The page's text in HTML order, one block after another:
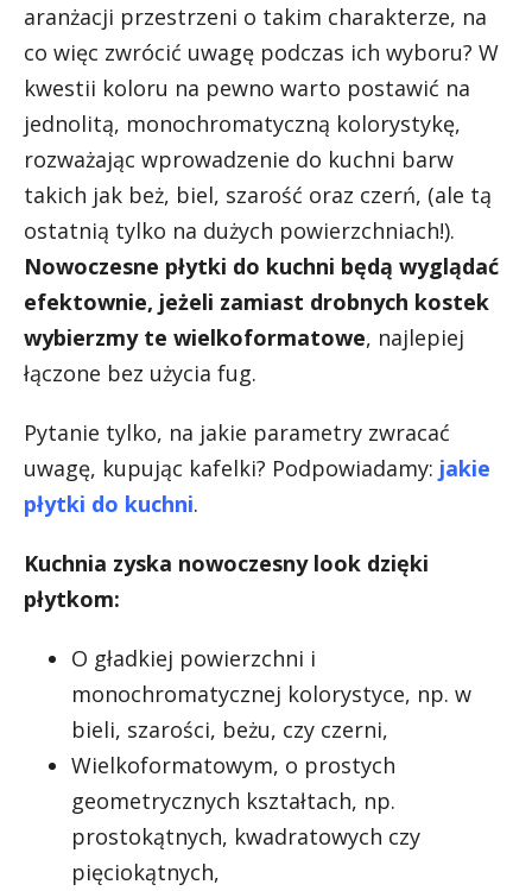
aranżacji przestrzeni o takim charakterze, na
co więc zwrócić uwagę podczas ich wyboru? W
kwestii koloru na pewno warto postawić na
jednolitą, monochromatyczną kolorystykę,
rozważając wprowadzenie do kuchni barw
takich jak beż, biel, szarość oraz czerń, (ale tą
ostatnią tylko na dużych powierzchniach!).
Nowoczesne płytki do kuchni będą wyglądać
efektownie, jeżeli zamiast drobnych kostek
wybierzmy te wielkoformatowe, najlepiej
łączone bez użycia fug.
Pytanie tylko, na jakie parametry zwracać
uwagę, kupując kafelki? Podpowiadamy: jakie
płytki do kuchni.
Kuchnia zyska nowoczesny look dzięki
płytkom:
O gładkiej powierzchni i
monochromatycznej kolorystyce, np. w
bieli, szarości, beżu, czy czerni,
Wielkoformatowym, o prostych
geometrycznych kształtach, np.
prostokątnych, kwadratowych czy
pięciokątnych,